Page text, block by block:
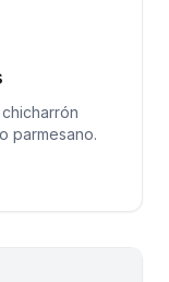
parmesano.